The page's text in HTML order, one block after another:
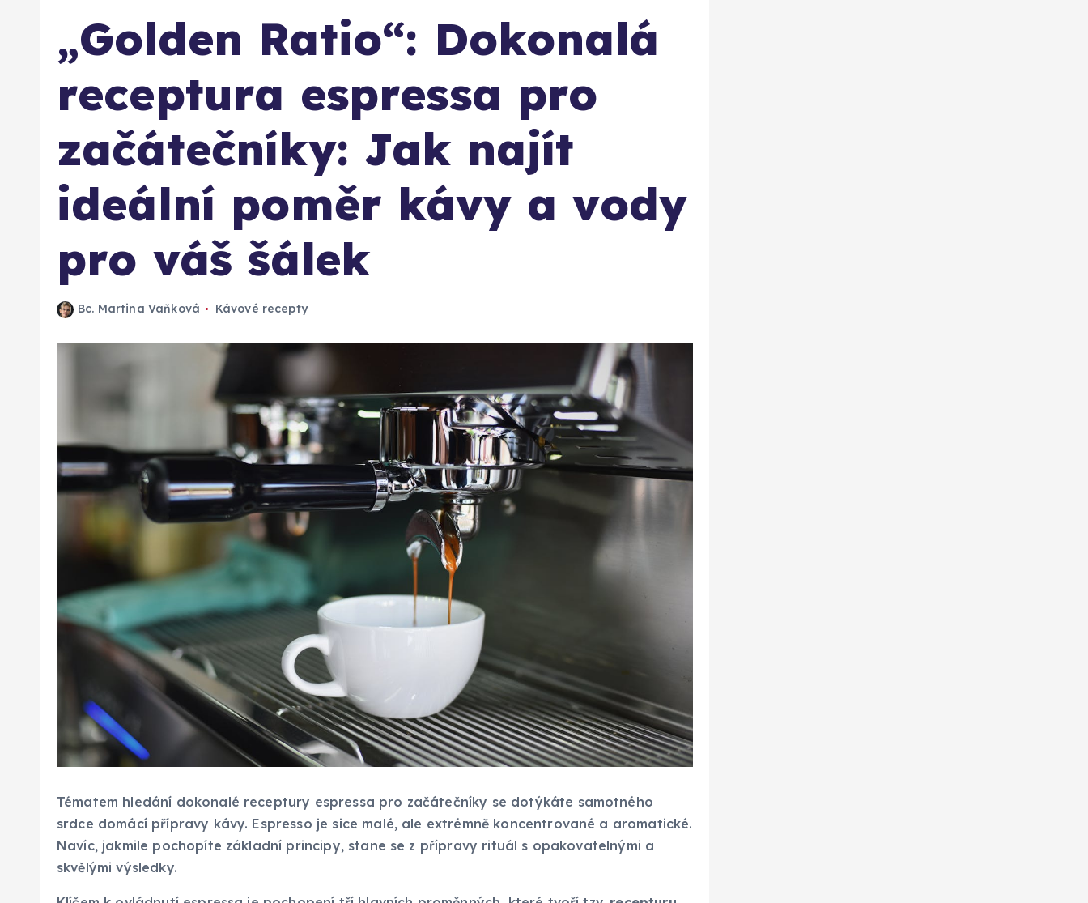
„Golden Ratio“: Dokonalá
receptura espressa pro
začátečníky: Jak najít
ideální poměr kávy a vody
pro váš šálek
Bc. Martina Vaňková Kávové recepty
Tématem hledání dokonalé receptury espressa pro začátečníky se dotýkáte samotného
srdce domácí přípravy kávy. Espresso je sice malé, ale extrémně koncentrované a aromatické.
Navíc, jakmile pochopíte základní principy, stane se z přípravy rituál s opakovatelnými a
skvělými výsledky.